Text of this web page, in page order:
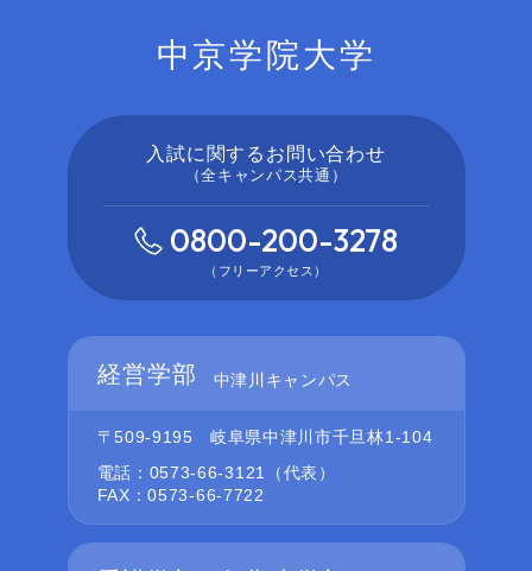
中京学院大学
入試に関するお問い合わせ
（全キャンパス共通）
0800-200-3278
（フリーアクセス）
経営学部 中津川キャンパス
〒509-9195
岐阜県中津川市千旦林1-104
電話：0573-66-3121（代表）
FAX：0573-66-7722